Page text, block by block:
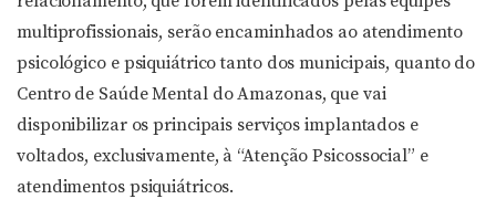
multiprofissionais, serão encaminhados ao atendimento
psicológico e psiquiátrico tanto dos municipais, quanto do
Centro de Saúde Mental do Amazonas, que vai
disponibilizar os principais serviços implantados e
voltados, exclusivamente, à “Atenção Psicossocial” e
atendimentos psiquiátricos.